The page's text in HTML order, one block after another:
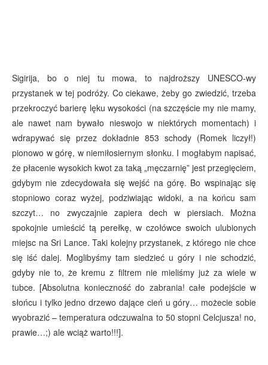
Sigirija, bo o niej tu mowa, to najdroższy UNESCO-wy
przystanek w tej podróży. Co ciekawe, żeby go zwiedzić, trzeba
przekroczyć barierę lęku wysokości (na szczęście my nie mamy,
ale nawet nam bywało nieswojo w niektórych momentach) i
wdrapywać się przez dokładnie 853 schody (Romek liczył!)
pionowo w górę, w niemiłosiernym słonku. I mogłabym napisać,
że płacenie wysokich kwot za taką „męczarnię” jest przegięciem,
gdybym nie zdecydowała się wejść na górę. Bo wspinając się
stopniowo coraz wyżej, podziwiając widoki, a na końcu sam
szczyt… no zwyczajnie zapiera dech w piersiach. Można
spokojnie umieścić tą perełkę, w czołówce swoich ulubionych
miejsc na Sri Lance. Taki kolejny przystanek, z którego nie chce
się iść dalej. Moglibyśmy tam siedzieć u góry i nie schodzić,
gdyby nie to, że kremu z filtrem nie mieliśmy już za wiele w
tubce. [Absolutna konieczność do zabrania! całe podejście w
słońcu i tylko jedno drzewo dające cień u góry… możecie sobie
wyobrazić – temperatura odczuwalna to 50 stopni Celcjusza! no,
prawie…;) ale wciąż warto!!!].